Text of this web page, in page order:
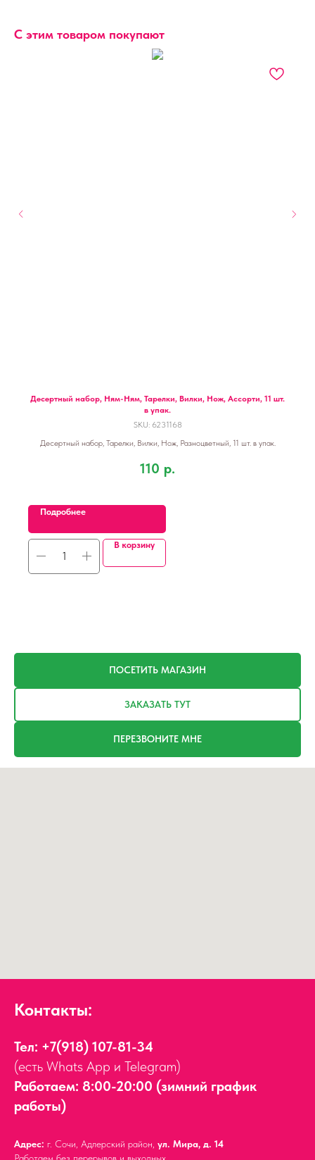
С этим товаром покупают
Десертный набор, Ням-Ням, Тарелки, Вилки, Нож, Ассорти, 11 шт.
в упак.
SKU: 6231168
Десертный набор, Тарелки, Вилки, Нож, Разноцветный, 11 шт. в упак.
110 р.
Подробнее
В корзину
ПОСЕТИТЬ МАГАЗИН
ЗАКАЗАТЬ ТУТ
ПЕРЕЗВОНИТЕ МНЕ
Контакты:
Тел: +7(918) 107-81-34
(есть Whats App и Telegram)
Работаем: 8:00-20:00 (зимний график
работы)
Адрес: г. Сочи, Адлерский район, ул. Мира, д. 14
Работаем без перерывов и выходных.